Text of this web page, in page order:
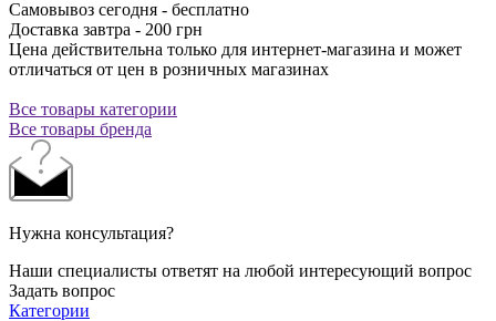
Самовывоз сегодня - бесплатно
Доставка завтра - 200 грн
Цена действительна только для интернет-магазина и может
отличаться от цен в розничных магазинах
Все товары категории
Все товары бренда
Нужна консультация?
Наши специалисты ответят на любой интересующий вопрос
Задать вопрос
Категории